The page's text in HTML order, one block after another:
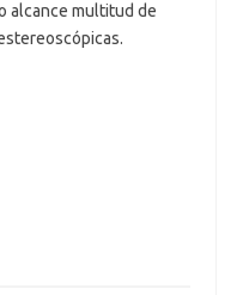
alcance multitud de